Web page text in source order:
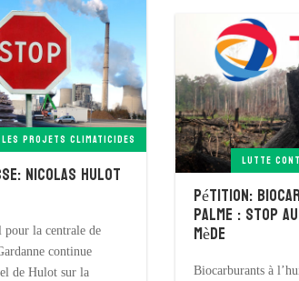
PROJETS CLIMATICIDES
Nicolas Hulot
la centrale de
continue
de Hulot sur la
LUTTE
Pétition:
palme : stop
Mède
Biocarburants à